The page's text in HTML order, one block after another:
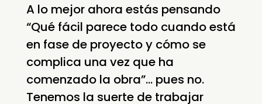
A lo mejor ahora estás pensando
“Qué fácil parece todo cuando está
en fase de proyecto y cómo se
complica una vez que ha
comenzado la obra”… pues no.
Tenemos la suerte de trabajar